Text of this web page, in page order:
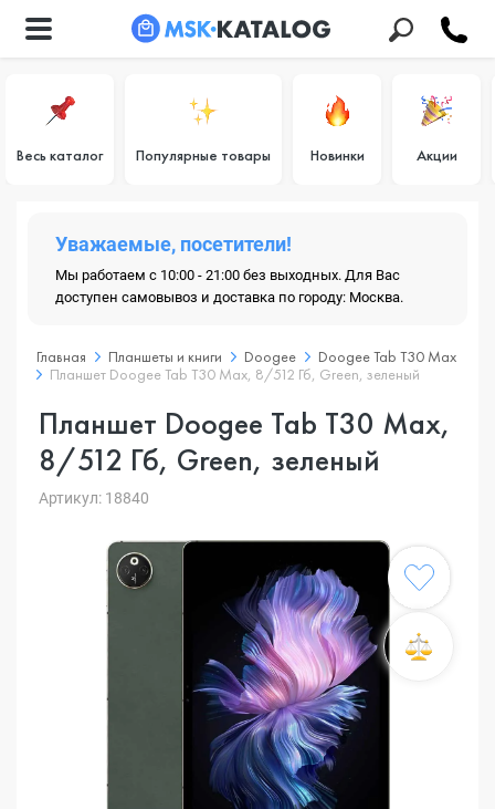
Весь каталог Популярные товары Новинки Акции
Уважаемые, посетители!
Мы работаем с 10:00 - 21:00 без выходных. Для Вас
доступен самовывоз и доставка по городу: Москва.
Главная Планшеты и книги Doogee
Doogee Tab T30 Max
Планшет Doogee Tab T30 Max, 8/512 Гб, Green, зеленый
Планшет Doogee Tab T30 Max,
8/512 Гб, Green, зеленый
Артикул: 18840